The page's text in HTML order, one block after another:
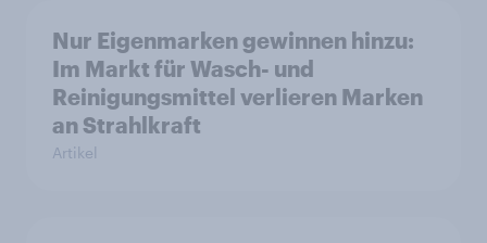
Nur Eigenmarken gewinnen hinzu:
Im Markt für Wasch- und
Reinigungsmittel verlieren Marken
an Strahlkraft
Artikel